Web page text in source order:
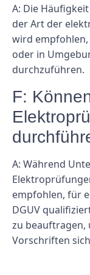
A: Die
der Art der
wird empfohlen,
oder in
durchzuführen.
F:
A: Während
empfohlen, für
DGUV
zu beauftragen,
Vorschriften